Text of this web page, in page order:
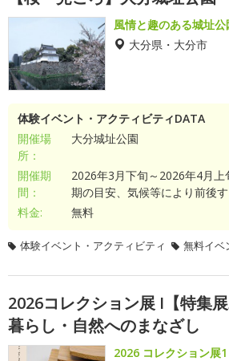
風情と趣のある城址
大分県・大分市
体験イベント・アクティビティDATA
開催場
所：
大分城址公園
開催期
間：
2026年3月下旬～2026年4月
期の目安、気候等により前後
料金:
無料
体験イベント・アクティビティ 無料イベ
2026コレクション展 I【特集
暮らし・自然へのまなざし
2026 コレクション展